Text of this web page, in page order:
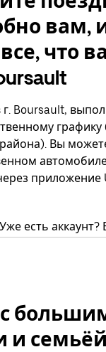
вам,
что
Boursault,
графику
района). Вы
приложение
Уже есть аккаунт?
и семьёй